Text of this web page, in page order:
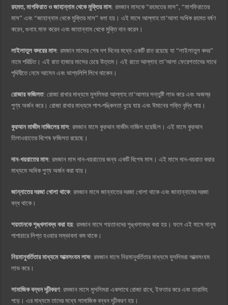
রহমত, মাগফিরাত ও জাহান্নাম থেকে মুক্তির মাস: রমজান মাসকে “রহমতের মাস”, “মাগফিরাতের
মাস” এবং “জাহান্নাম থেকে মুক্তির মাস” বলা হয়। এই মাসে আল্লাহ তা’আলা অধিক রহমত বর্ষণ
করেন, গুনাহ মাফ করেন এবং জাহান্নাম থেকে মুক্তি দান করেন।
লাইলাতুল কদরের মাস: রমজান মাসের শেষ দশ দিনের মধ্যে একটি রাত রয়েছে যা “লাইলাতুল কদর”
নামে পরিচিত। এই রাত হাজার মাসের চেয়ে উত্তম। এই রাতে আল্লাহ তা’আলা ফেরেশতাদের সাথে
পৃথিবীতে নেমে আসেন এবং ভাগ্যলিপি লিখে থাকেন।
রোজার ফজিলত: রোজা রাখার মাধ্যমে মুসলিমরা আল্লাহ তা’আলার সন্তুষ্টি লাভ করে এবং অজস্র
পুণ্য অর্জন করে। রোজা রাখার মাধ্যমে পাপ-পঙ্কিলতা ধুয়ে যায় এবং ঈমানের শক্তি বৃদ্ধি পায়।
কুরআন মাজীদ নাজিলের মাস: রমজান মাসে কুরআন মাজীদ নাজিল হয়েছিল। এই মাসে কুরআন
তিলাওয়াতের বিশেষ ফজিলত রয়েছে।
দান-খয়রাতের মাস: রমজান মাস দান-খয়রাতের জন্য একটি বিশেষ মাস। এই মাসে দান-খয়রাত করার
মাধ্যমে অধিক পুণ্য অর্জন করা যায়।
জান্নাতের দরজা খোলা থাকে: রমজান মাসে জান্নাতের দরজা খোলা থাকে এবং জাহান্নামের দরজা
বন্ধ থাকে।
শয়তানকে শৃঙ্খলাবদ্ধ করা হয়: রমজান মাসে শয়তানদের শৃঙ্খলাবদ্ধ করা হয়। ফলে এই মাসে মানুষ
পাপাচারে লিপ্ত হওয়ার সম্ভাবনা কম থাকে।
নিয়মানুবর্তিতার মাধ্যমে আত্মসংযম লাভ: রমজান মাসে নিয়মানুবর্তিতার মাধ্যমে মুসলিমরা আত্মসংযম
লাভ করে।
সামাজিক বন্ধন দৃঢ়ীকরণ: রমজান মাসে মুসলিমরা একসাথে রোজা রাখে, ইফতার করে এবং তারাবিহ
পড়ে। এর মাধ্যমে তাদের মধ্যে সামাজিক বন্ধন দৃঢ়ীকরণ হয়।